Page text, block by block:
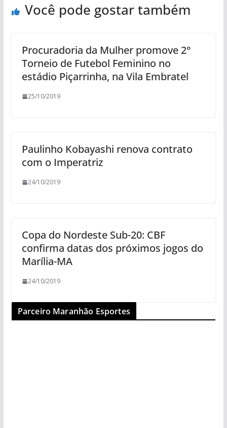
Você pode gostar também
Procuradoria da Mulher promove 2°
Torneio de Futebol Feminino no
estádio Piçarrinha, na Vila Embratel
25/10/2019
Paulinho Kobayashi renova contrato
com o Imperatriz
24/10/2019
Copa do Nordeste Sub-20: CBF
confirma datas dos próximos jogos do
Marília-MA
24/10/2019
Parceiro Maranhão Esportes